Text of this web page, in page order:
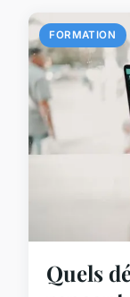
FORMATION
Quels